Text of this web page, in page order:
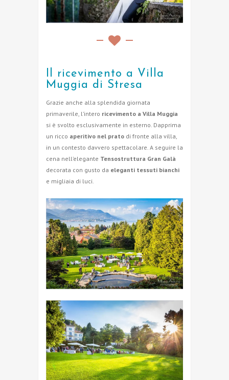
Il ricevimento a Villa
Muggia di Stresa
Grazie anche alla splendida giornata
primaverile, l’intero ricevimento a Villa Muggia
si è svolto esclusivamente in esterno. Dapprima
un ricco aperitivo nel prato di fronte alla villa,
in un contesto davvero spettacolare. A seguire la
cena nell’elegante Tensostruttura Gran Galà
decorata con gusto da eleganti tessuti bianchi
e migliaia di luci.